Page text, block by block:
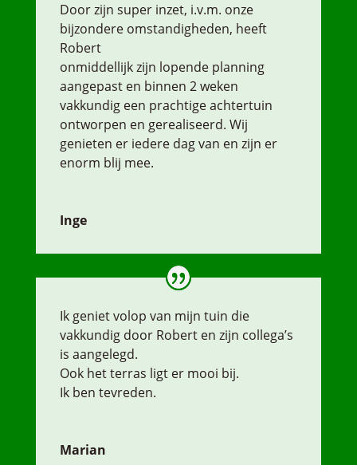
Door zijn super inzet, i.v.m. onze
bijzondere omstandigheden, heeft
Robert
onmiddellijk zijn lopende planning
aangepast en binnen 2 weken
vakkundig een prachtige achtertuin
ontworpen en gerealiseerd. Wij
genieten er iedere dag van en zijn er
enorm blij mee.
Inge
Ik geniet volop van mijn tuin die
vakkundig door Robert en zijn collega’s
is aangelegd.
Ook het terras ligt er mooi bij.
Ik ben tevreden.
Marian